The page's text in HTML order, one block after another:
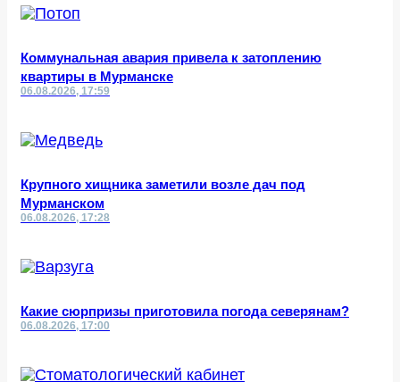
Коммунальная авария привела к затоплению
квартиры в Мурманске
06.08.2026, 17:59
Крупного хищника заметили возле дач под
Мурманском
06.08.2026, 17:28
Какие сюрпризы приготовила погода северянам?
06.08.2026, 17:00